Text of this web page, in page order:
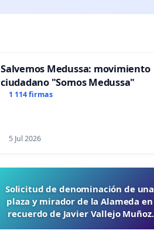
Salvemos Medussa: movimiento
ciudadano "Somos Medussa"
1 114 firmas
5 Jul 2026
Solicitud de denominación de una
plaza y mirador de la Alameda en
recuerdo de Javier Vallejo Muñoz